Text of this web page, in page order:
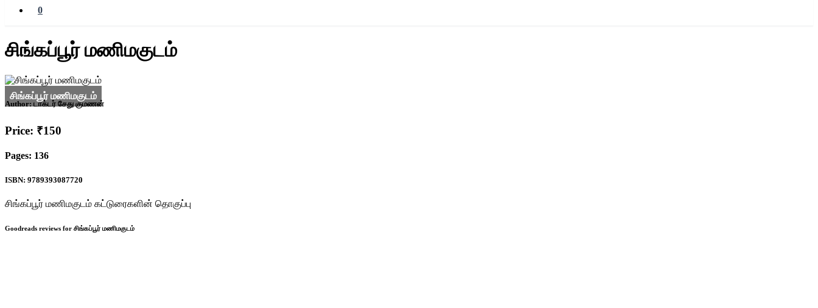
0
சிங்கப்பூர் மணிமகுடம்
Author: டாக்டர் சேது குமணன்
Price: ₹150
Pages: 136
ISBN: 9789393087720
சிங்கப்பூர் மணிமகுடம் கட்டுரைகளின் தொகுப்பு
Goodreads reviews for சிங்கப்பூர் மணிமகுடம்